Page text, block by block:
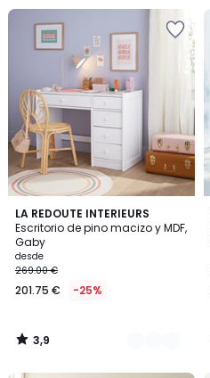
LA REDOUTE INTERIEURS
Escritorio de pino macizo y MDF,
Gaby
desde
269.00 €
201.75 € -25%
3,9
/ 5
2
Colores
3,9
/